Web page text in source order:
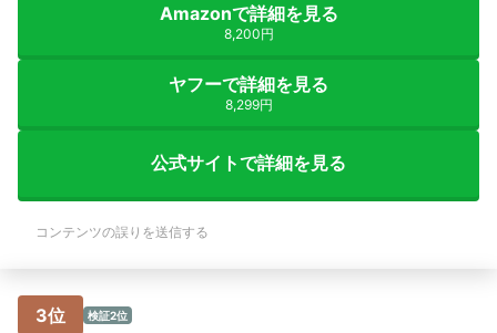
Amazonで詳細を見る
8,200円
ヤフーで詳細を見る
8,299円
公式サイトで詳細を見る
コンテンツの誤りを送信する
3位 検証2位